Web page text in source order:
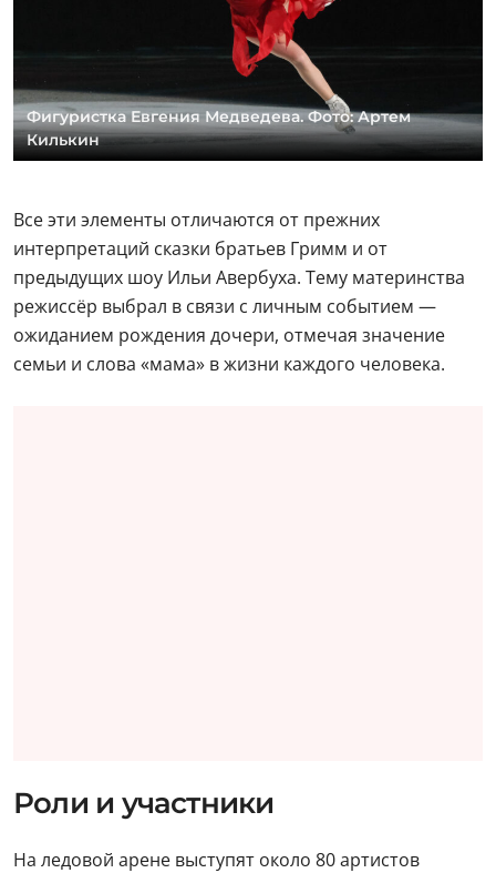
Фигуристка Евгения Медведева. Фото: Артем
Килькин
Все эти элементы отличаются от прежних
интерпретаций сказки братьев Гримм и от
предыдущих шоу Ильи Авербуха. Тему материнства
режиссёр выбрал в связи с личным событием —
ожиданием рождения дочери, отмечая значение
семьи и слова «мама» в жизни каждого человека.
Роли и участники
На ледовой арене выступят около 80 артистов